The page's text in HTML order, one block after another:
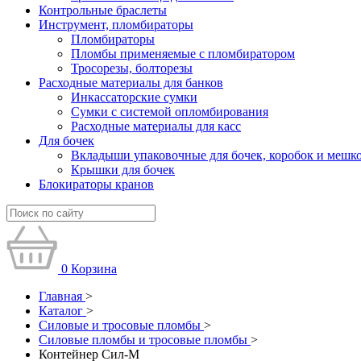
Контрольные браслеты
Инструмент, пломбираторы
Пломбираторы
Пломбы применяемые с пломбиратором
Тросорезы, болторезы
Расходные материалы для банков
Инкассаторские сумки
Сумки с системой опломбирования
Расходные материалы для касс
Для бочек
Вкладыши упаковочные для бочек, коробок и
Крышки для бочек
Блокираторы кранов
0 Корзина
Главная >
Каталог >
Силовые и тросовые пломбы >
Силовые пломбы и тросовые пломбы >
Контейнер Сил-М